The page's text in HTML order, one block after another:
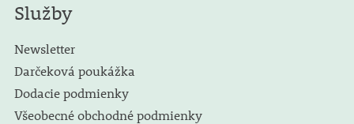
Služby
Newsletter
Darčeková poukážka
Dodacie podmienky
Všeobecné obchodné podmienky